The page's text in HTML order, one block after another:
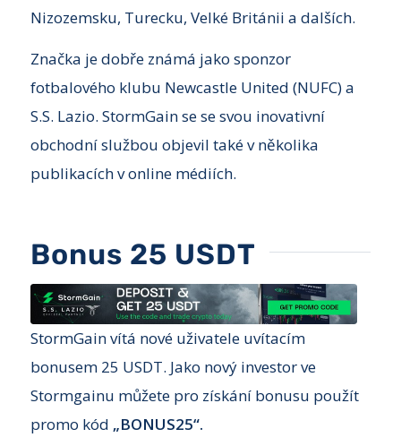
Nizozemsku, Turecku, Velké Británii a dalších.
Značka je dobře známá jako sponzor
fotbalového klubu Newcastle United (NUFC) a
S.S. Lazio. StormGain se se svou inovativní
obchodní službou objevil také v několika
publikacích v online médiích.
Bonus 25 USDT
StormGain vítá nové uživatele uvítacím
bonusem 25 USDT. Jako nový investor ve
Stormgainu můžete pro získání bonusu použít
promo kód „BONUS25“.